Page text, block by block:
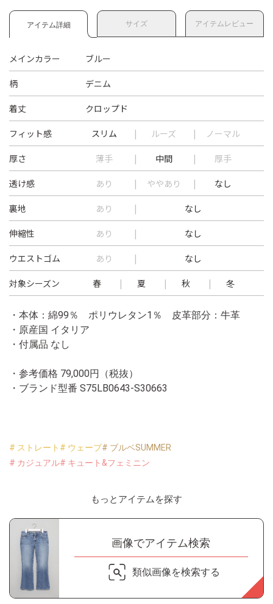
アイテム詳細 サイズ アイテムレビュー
メインカラー ブルー
柄 デニム
着丈 クロップド
フィット感 スリム ルーズ ノーマル
厚さ 薄手 中間 厚手
透け感 あり ややあり なし
裏地 あり なし
伸縮性 あり なし
ウエストゴム あり なし
対象シーズン 春 夏 秋 冬
・本体：綿99％ ポリウレタン1％ 皮革部分：牛革
・原産国 イタリア
・付属品 なし
・参考価格 79,000円（税抜）
・ブランド型番 S75LB0643-S30663
# ストレート # ウェーブ# ブルベSUMMER
# カジュアル# キュート&フェミニン
もっとアイテムを探す
画像でアイテム検索
類似画像を検索する